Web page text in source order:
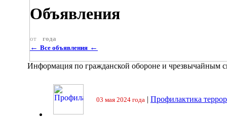
Объявления
от года
← Все объявления ←
Информация по гражданской обороне и чрезвычайным
03 мая 2024 года | Профилактика